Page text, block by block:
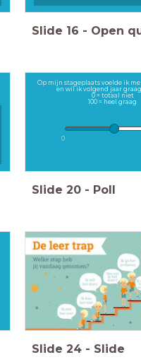
Slide 16 - Open
Op mijn stageplaats voelde ik
en wil ik volgend jaar
0 = totaal niet
100 = heel graag
0
Slide 20 - Poll
Slide 24 - Slide